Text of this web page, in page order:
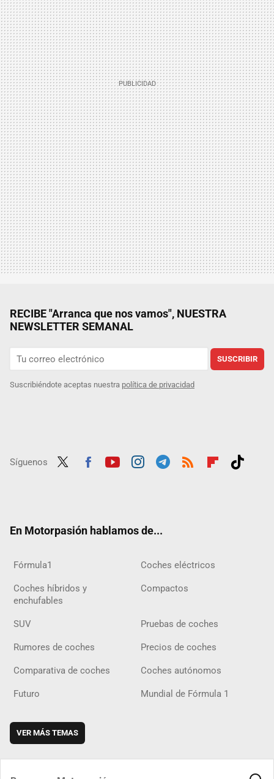
RECIBE "Arranca que nos vamos", NUESTRA
NEWSLETTER SEMANAL
SUSCRIBIR
Suscribiéndote aceptas nuestra política de privacidad
Síguenos
En Motorpasión hablamos de...
Fórmula1 Coches eléctricos
Coches híbridos y
enchufables
Compactos
SUV Pruebas de coches
Rumores de coches Precios de coches
Comparativa de coches Coches autónomos
Futuro Mundial de Fórmula 1
VER MÁS TEMAS